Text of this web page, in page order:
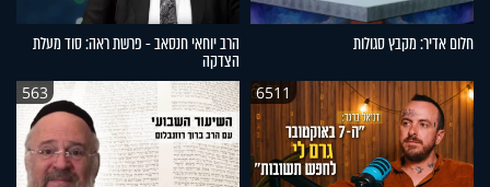
חלום אדיר: מקבץ סגולות הרב יוחאי חנסאב - פרשת ראה: סוד מעלת
הצדקה
6511
563